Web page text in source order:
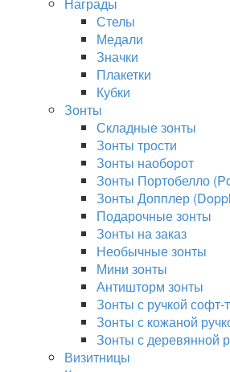
Стелы
Медали
Значки
Плакетки
Кубки
Зонты
Складные зонты
Зонты трости
Зонты наоборот
Зонты Портобелло
Зонты Допплер
Подарочные зонты
Зонты на заказ
Необычные зонты
Мини зонты
Антишторм зонты
Зонты с ручкой софт-
Зонты с кожаной
Зонты с деревянной
Визитницы